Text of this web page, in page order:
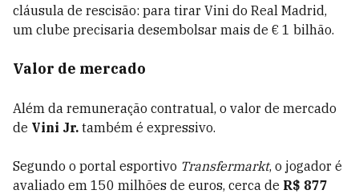
cláusula de rescisão: para tirar Vini do Real Madrid,
um clube precisaria desembolsar mais de € 1 bilhão.
Valor de mercado
Além da remuneração contratual, o valor de mercado
de Vini Jr. também é expressivo.
Segundo o portal esportivo Transfermarkt, o jogador é
avaliado em 150 milhões de euros, cerca de R$ 877